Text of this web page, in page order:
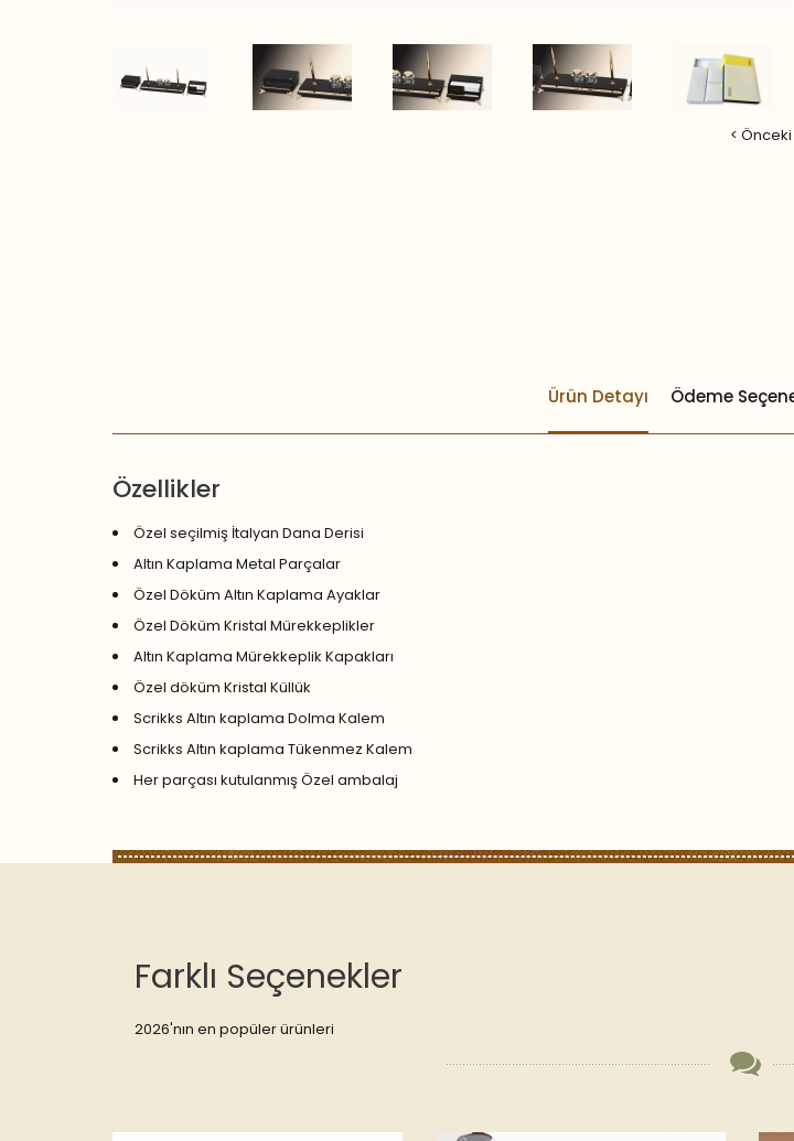
<
Ürün Detayı Ödeme
Özellikler
Özel seçilmiş İtalyan Dana Derisi
Altın Kaplama Metal Parçalar
Özel Döküm Altın Kaplama Ayaklar
Özel Döküm Kristal Mürekkeplikler
Altın Kaplama Mürekkeplik Kapakları
Özel döküm Kristal Küllük
Scrikks Altın kaplama Dolma Kalem
Scrikks Altın kaplama Tükenmez Kalem
Her parçası kutulanmış Özel ambalaj
Farklı Seçenekler
2026'nın en popüler ürünleri